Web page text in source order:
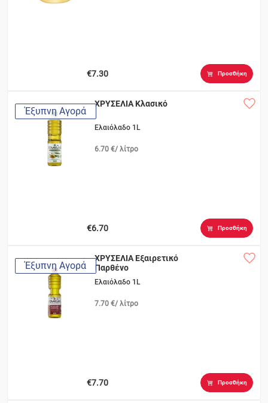
€7.30 Προσθήκη
Έξυπνη Αγορά
ΧΡΥΣΕΛΙΑ Κλασικό
Ελαιόλαδο 1L
6.70 €/ λίτρο
€6.70 Προσθήκη
Έξυπνη Αγορά
ΧΡΥΣΕΛΙΑ Εξαιρετικό
Παρθένο
Ελαιόλαδο 1L
7.70 €/ λίτρο
€7.70 Προσθήκη